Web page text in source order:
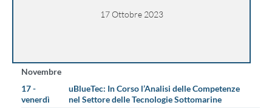
17 Ottobre 2023
Novembre
17 -
venerdì
uBlueTec: In Corso l’Analisi delle Competenze
nel Settore delle Tecnologie Sottomarine